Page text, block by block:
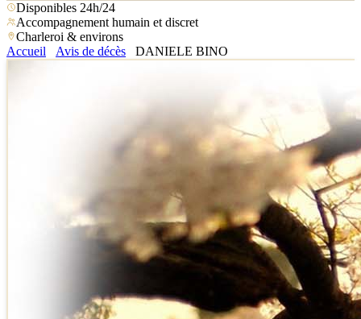
Disponibles 24h/24
Accompagnement humain et discret
Charleroi & environs
Accueil
Avis de décès DANIELE BINO